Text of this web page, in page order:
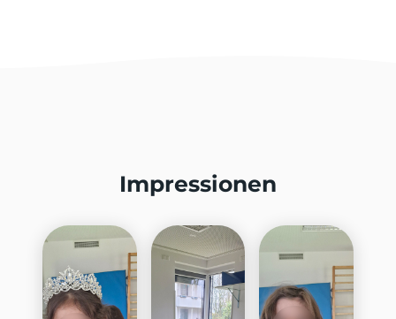
Impressionen